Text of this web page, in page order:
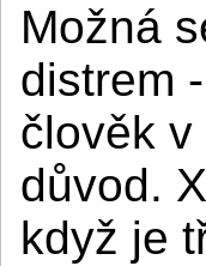
Možná
distrem
člověk
důvod.
když je